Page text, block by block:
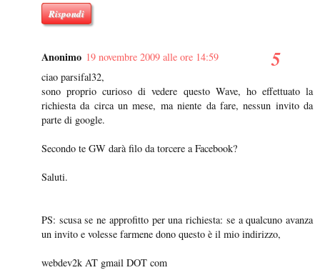
Rispondi
Anonimo 19 novembre 2009 alle ore 14:59
ciao parsifal32,
sono proprio curioso di vedere questo Wave, ho effettuato la
richiesta da circa un mese, ma niente da fare, nessun invito da
parte di google.
Secondo te GW darà filo da torcere a Facebook?
Saluti.
PS: scusa se ne approfitto per una richiesta: se a qualcuno avanza
un invito e volesse farmene dono questo è il mio indirizzo,
webdev2k AT gmail DOT com